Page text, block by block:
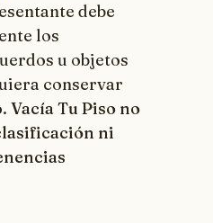
debe
los
u objetos
conservar
Vacía Tu Piso no
ni